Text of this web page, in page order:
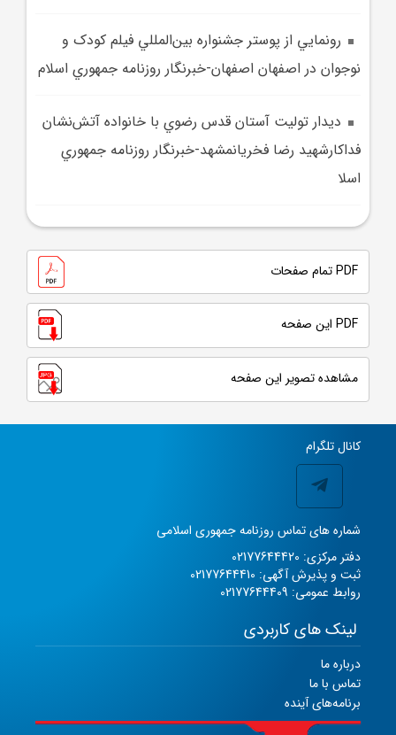
رونمايي از پوستر جشنواره بين‌المللي فيلم کودک و
نوجوان در اصفهان اصفهان-خبرنگار روزنامه جمهوري اسلام
ديدار توليت آستان قدس رضوي با خانواده آتش‌نشان
فداکارشهيد رضا فخريانمشهد-خبرنگار روزنامه جمهوري
اسلا
PDF تمام صفحات
PDF این صفحه
مشاهده تصویر این صفحه
کانال تلگرام
شماره های تماس روزنامه جمهوری اسلامی
دفتر مرکزی: 02177644420
ثبت و پذیرش آگهی: 02177644410
روابط عمومی: 02177644409
لینک های کاربردی
درباره ما
تماس با ما
برنامه‌های آینده